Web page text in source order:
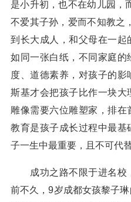
是小升初，也不在幼儿园，
不爱其子孙，爱而不知教之
到长大成人，和父母在一
如同一张白纸，不同家庭的
度、道德素养，对孩子的
斯基才会把孩子比作一块大
雕像需要六位雕塑家，排
教育是孩子成长过程中最
子一生中最重要，且不可代
成功之路不限于进名校，
前不久，9岁成都女孩黎子